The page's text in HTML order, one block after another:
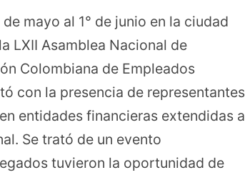
mayo al 1° de junio en la ciudad
LXII Asamblea Nacional de
Colombiana de Empleados
con la presencia de representantes
entidades financieras extendidas a
Se trató de un evento
tuvieron la oportunidad de